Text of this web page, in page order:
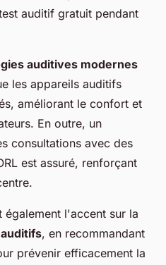
auditif gratuit pendant
auditives modernes
les appareils auditifs
améliorant le confort et
En outre, un
consultations avec des
est assuré, renforçant
également l'accent sur la
, en recommandant
prévenir efficacement la